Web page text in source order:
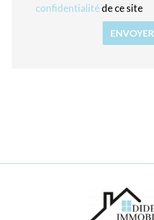
confidentialitéde ce site
ENVOYER